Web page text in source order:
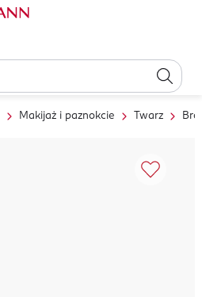
Makijaż i paznokcie Twarz